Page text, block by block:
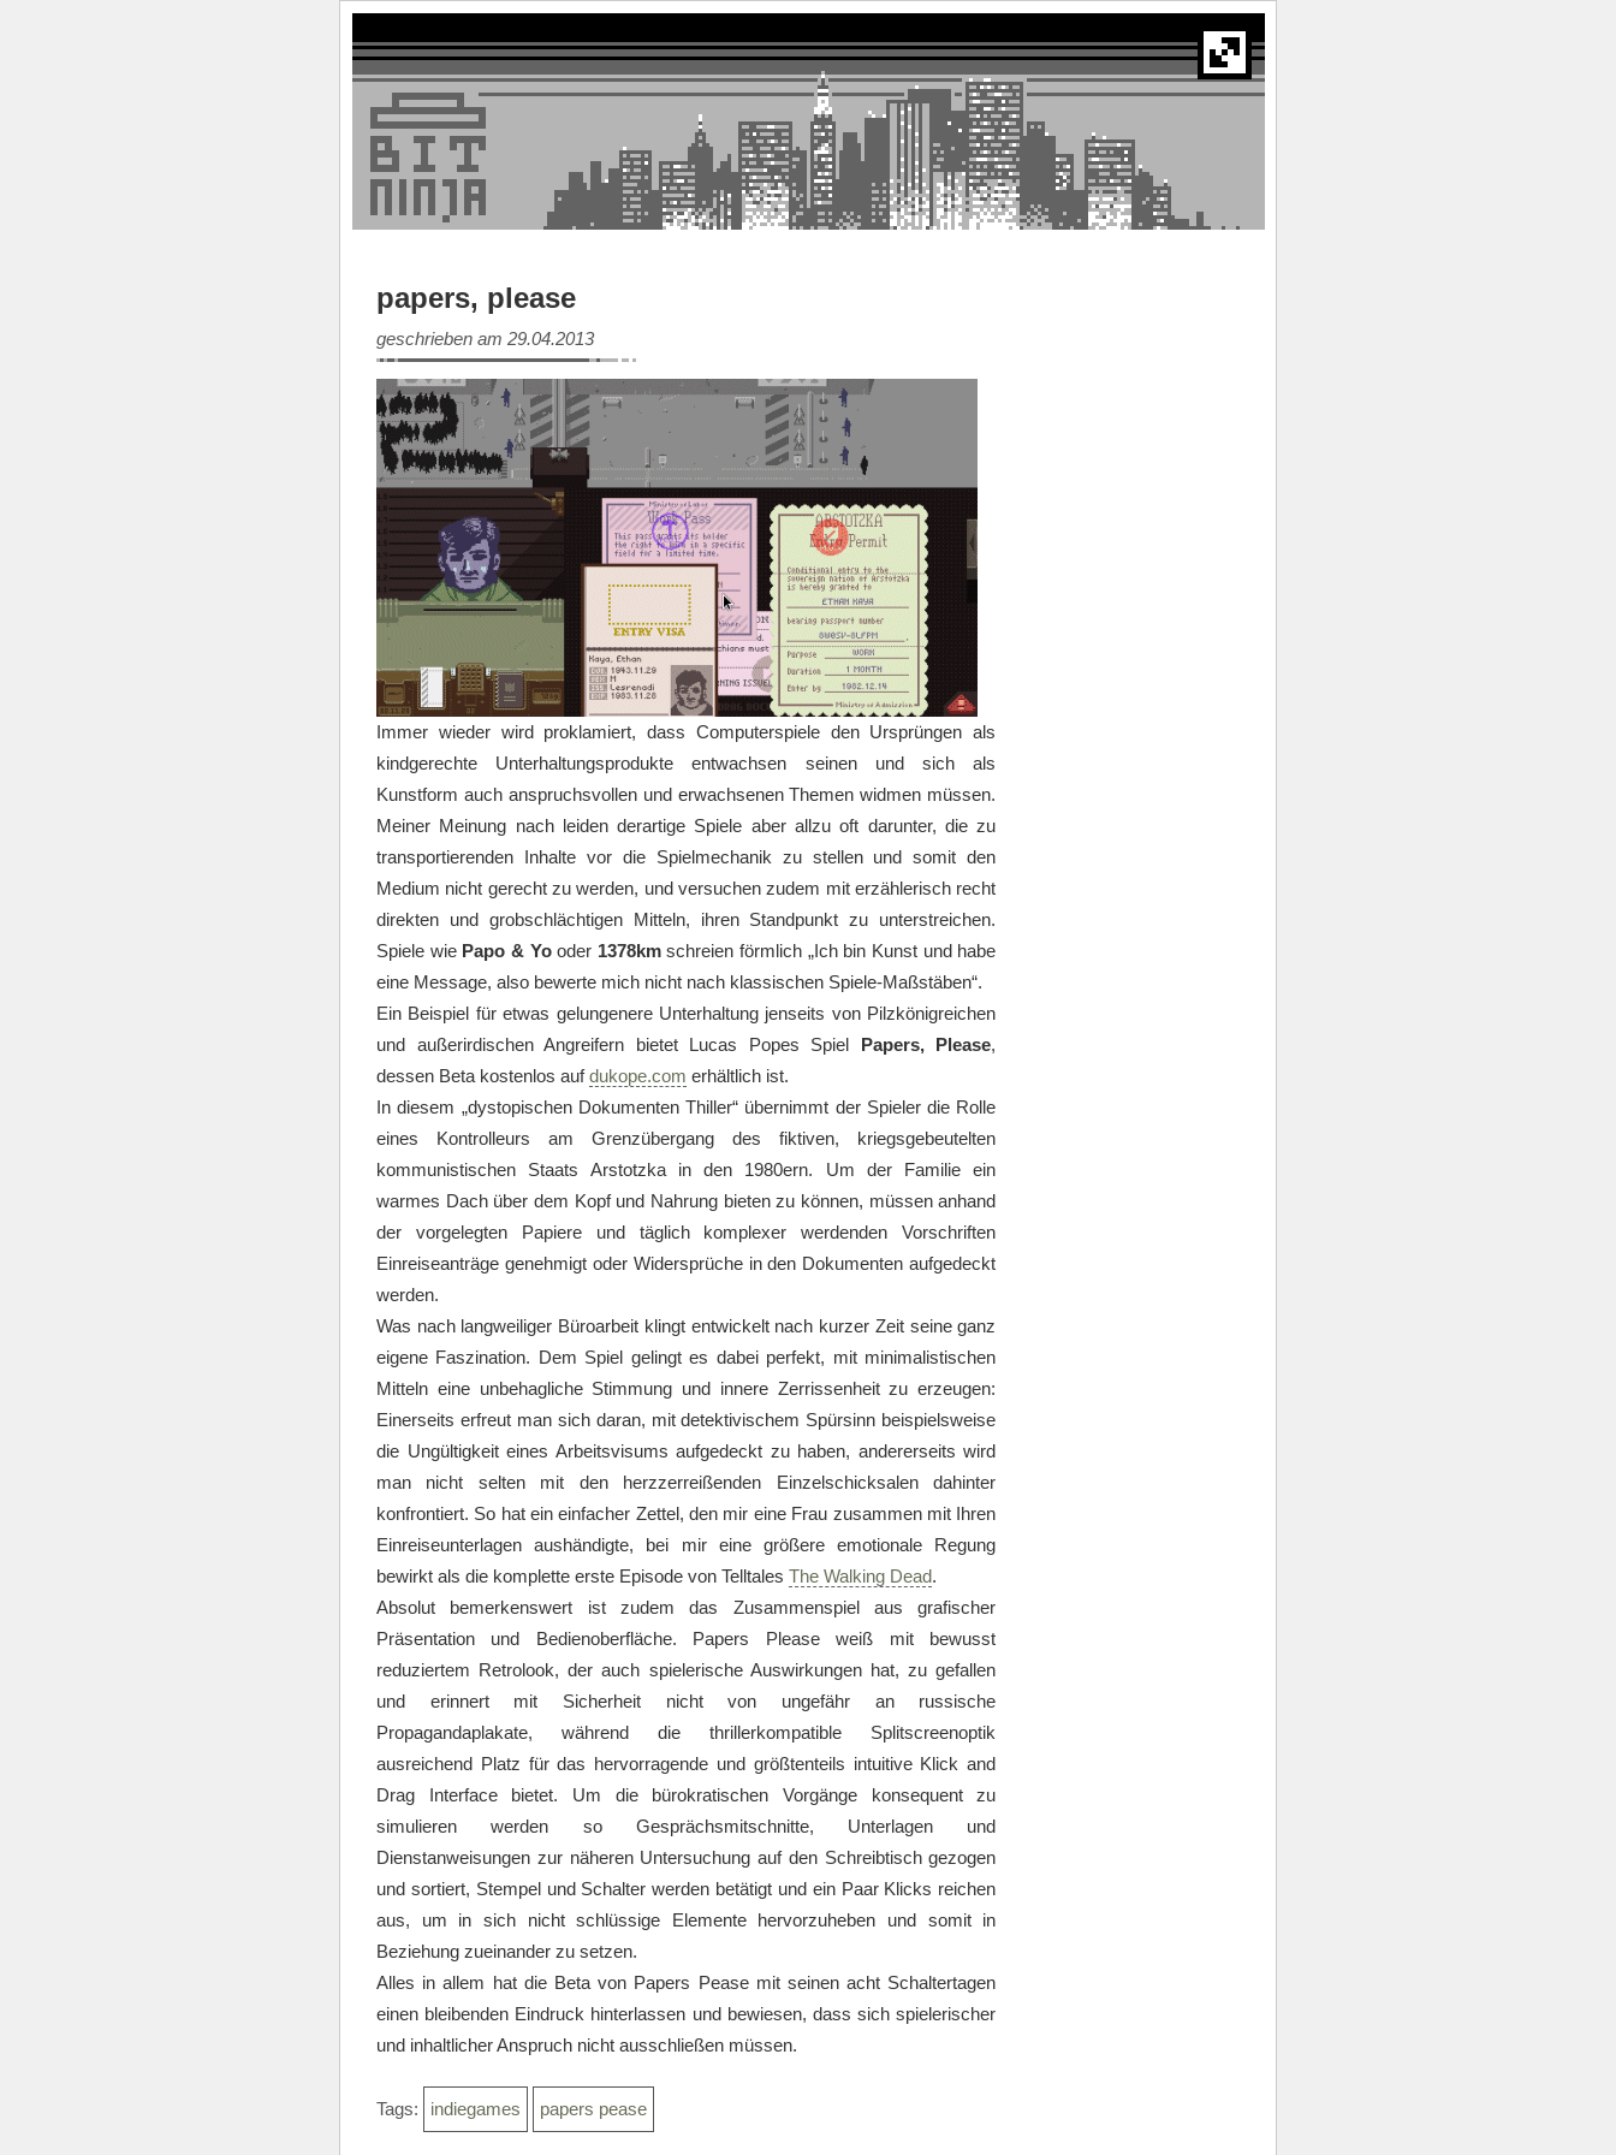
papers, please
geschrieben am 29.04.2013
Immer wieder wird proklamiert, dass Computerspiele den Ursprüngen als
kindgerechte Unterhaltungsprodukte entwachsen seinen und sich als
Kunstform auch anspruchsvollen und erwachsenen Themen widmen müssen.
Meiner Meinung nach leiden derartige Spiele aber allzu oft darunter, die zu
transportierenden Inhalte vor die Spielmechanik zu stellen und somit den
Medium nicht gerecht zu werden, und versuchen zudem mit erzählerisch recht
direkten und grobschlächtigen Mitteln, ihren Standpunkt zu unterstreichen.
Spiele wie Papo & Yooder 1378kmschreien förmlich „Ich bin Kunst und habe
eine Message, also bewerte mich nicht nach klassischen Spiele-Maßstäben“.
Ein Beispiel für etwas gelungenere Unterhaltung jenseits von Pilzkönigreichen
und außerirdischen Angreifern bietet Lucas Popes Spiel
Papers, Please,
dessen Beta kostenlos aufdukope.com erhältlich ist.
In diesem „dystopischen Dokumenten Thiller“ übernimmt der Spieler die Rolle
eines Kontrolleurs am Grenzübergang des fiktiven, kriegsgebeutelten
kommunistischen Staats Arstotzka in den 1980ern. Um der Familie ein
warmes Dach über dem Kopf und Nahrung bieten zu können, müssen anhand
der vorgelegten Papiere und täglich komplexer werdenden Vorschriften
Einreiseanträge genehmigt oder Widersprüche in den Dokumenten aufgedeckt
werden.
Was nach langweiliger Büroarbeit klingt entwickelt nach kurzer Zeit seine ganz
eigene Faszination. Dem Spiel gelingt es dabei perfekt, mit minimalistischen
Mitteln eine unbehagliche Stimmung und innere Zerrissenheit zu erzeugen:
Einerseits erfreut man sich daran, mit detektivischem Spürsinn beispielsweise
die Ungültigkeit eines Arbeitsvisums aufgedeckt zu haben, andererseits wird
man nicht selten mit den herzzerreißenden Einzelschicksalen dahinter
konfrontiert. So hat ein einfacher Zettel, den mir eine Frau zusammen mit Ihren
Einreiseunterlagen aushändigte, bei mir eine größere emotionale Regung
bewirkt als die komplette erste Episode von Telltales The Walking Dead.
Absolut bemerkenswert ist zudem das Zusammenspiel aus grafischer
Präsentation und Bedienoberfläche. Papers Please weiß mit bewusst
reduziertem Retrolook, der auch spielerische Auswirkungen hat, zu gefallen
und erinnert mit Sicherheit nicht von ungefähr an russische
Propagandaplakate, während die thrillerkompatible Splitscreenoptik
ausreichend Platz für das hervorragende und größtenteils intuitive Klick and
Drag Interface bietet. Um die bürokratischen Vorgänge konsequent zu
simulieren werden so Gesprächsmitschnitte, Unterlagen und
Dienstanweisungen zur näheren Untersuchung auf den Schreibtisch gezogen
und sortiert, Stempel und Schalter werden betätigt und ein Paar Klicks reichen
aus, um in sich nicht schlüssige Elemente hervorzuheben und somit in
Beziehung zueinander zu setzen.
Alles in allem hat die Beta von Papers Pease mit seinen acht Schaltertagen
einen bleibenden Eindruck hinterlassen und bewiesen, dass sich spielerischer
und inhaltlicher Anspruch nicht ausschließen müssen.
Tags: indiegames papers pease